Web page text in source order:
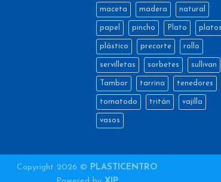
maceta madera natural
papel pincho Plato
plástico precorte rollo
servilletas sorbetes sullivan
Tambor tarrina tenedores
tomatodo tritán vajilla
vasos
Copyright 2026 © PLASTICENTRO